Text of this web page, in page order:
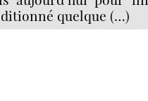
quelque (…)